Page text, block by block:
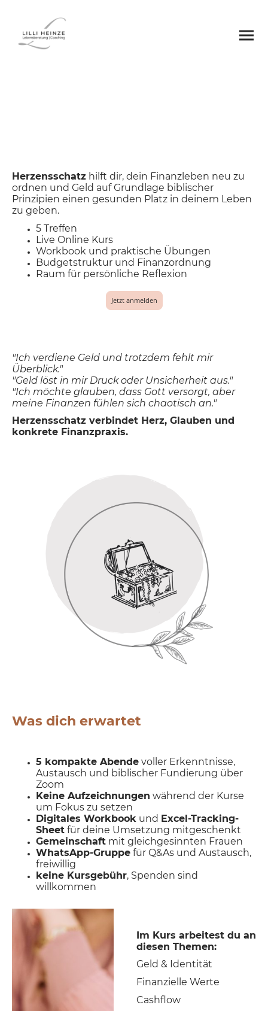
Herzensschatz hilft dir, dein Finanzleben neu zu
ordnen und Geld auf Grundlage biblischer
Prinzipien einen gesunden Platz in deinem Leben
zu geben.
5 Treffen
Live Online Kurs
Workbook und praktische Übungen
Budgetstruktur und Finanzordnung
Raum für persönliche Reflexion
Jetzt anmelden
"Ich verdiene Geld und trotzdem fehlt mir
Überblick."
"Geld löst in mir Druck oder Unsicherheit aus."
"Ich möchte glauben, dass Gott versorgt, aber
meine Finanzen fühlen sich chaotisch an."
Herzensschatz verbindet Herz, Glauben und
konkrete Finanzpraxis.
Was dich erwartet
5 kompakte Abende voller Erkenntnisse,
Austausch und biblischer Fundierung über
Zoom
Keine Aufzeichnungen während der Kurse
um Fokus zu setzen
Digitales Workbook und Excel-Tracking-
Sheet für deine Umsetzung mitgeschenkt
Gemeinschaft mit gleichgesinnten Frauen
WhatsApp-Gruppe für Q&As und Austausch,
freiwillig
keine Kursgebühr, Spenden sind
willkommen
Im Kurs arbeitest du an
diesen Themen:
Geld & Identität
Finanzielle Werte
Cashflow